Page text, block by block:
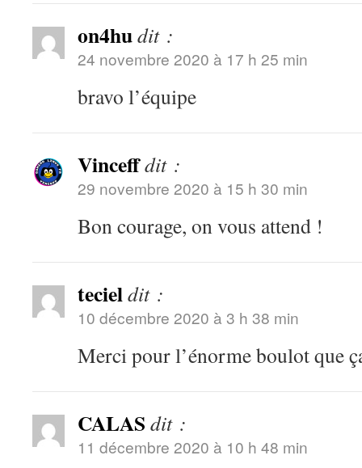
on4hudit :
24 novembre 2020 à 17 h 25 min
bravo l’équipe
Vinceffdit :
29 novembre 2020 à 15 h 30 min
Bon courage, on vous attend !
tecieldit :
10 décembre 2020 à 3 h 38 min
Merci pour l’énorme boulot que
CALAS dit :
11 décembre 2020 à 10 h 48 min